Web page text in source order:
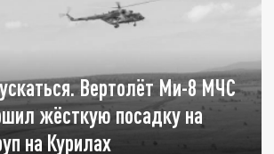
Вертолёт Ми-8 МЧС
жёсткую посадку на
на Курилах